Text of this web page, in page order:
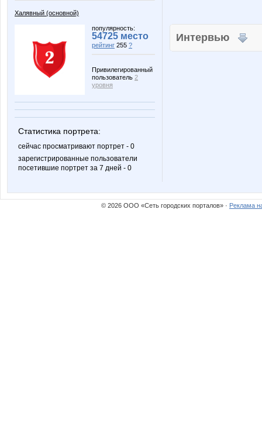
Халявный (основной)
популярность:
54725 место
рейтинг 255 ?
Привилегированный
пользователь 2
уровня
Статистика портрета:
сейчас просматривают портрет - 0
зарегистрированные пользователи
посетившие портрет за 7 дней - 0
Интервью
© 2026 ООО «Сеть городских порталов» · Реклама